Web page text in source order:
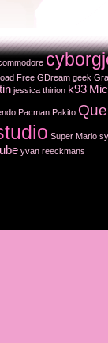
Free GDream geek
jessica thirion k93
Pacman Pakito
Super Mario
yvan reeckmans